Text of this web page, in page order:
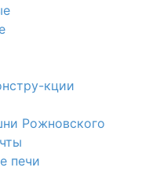
кции
Рожновского
печи